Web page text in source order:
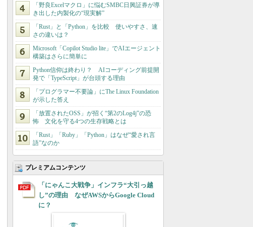
「野良Excelマクロ」に悩むSMBC日興証券が導
き出した内製化の“現実解”
「Rust」と「Python」を比較 使いやすさ、速
さの違いは？
Microsoft「Copilot Studio lite」でAIエージェント
構築はさらに簡単に
Python信仰は終わり？ AIコーディング前提開
発で「TypeScript」が台頭する理由
「プログラマー不要論」にThe Linux Foundation
が示した答え
「放置されたOSS」が招く“第2のLog4j”の恐
怖 文化を守る4つの生存戦略とは
「Rust」「Ruby」「Python」はなぜ“愛され言
語”なのか
プレミアムコンテンツ
「にゃんこ大戦争」インフラ“大引っ越
し”の理由 なぜAWSからGoogle Cloud
に？